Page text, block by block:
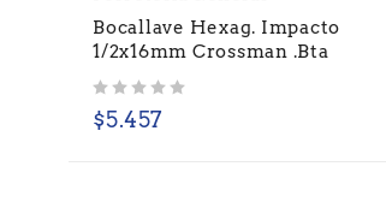
Bocallave Hexag. Impacto
1/2x16mm Crossman .Bta
$5.457